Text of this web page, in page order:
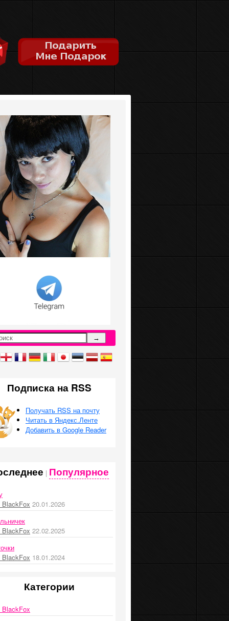
Подписка на RSS
Получать RSS на почту
Читать в Яндекс.Ленте
Добавить в Google Reader
| Популярное
BlackFox 20.01.2026
BlackFox 22.02.2025
BlackFox 18.01.2024
Категории
BlackFox